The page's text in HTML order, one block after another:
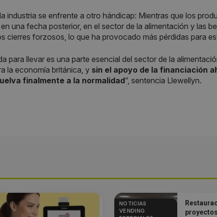
industria se enfrente a otro hándicap: Mientras que los
una fecha posterior, en el sector de la alimentación y las
cierres forzosos, lo que ha provocado más pérdidas para
para llevar es una parte esencial del sector de la
la economía británica, y sin el apoyo de la financiación
finalmente a la normalidad”, sentencia Llewellyn.
NOTICIAS
VENDING